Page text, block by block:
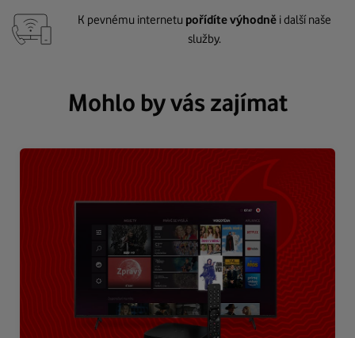
K pevnému internetu pořídíte výhodně i další naše
služby.
Mohlo by vás zajímat